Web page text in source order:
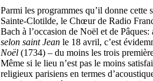
Parmi les programmes qu’il donne cette
Sainte-Clotilde, le Chœur de Radio
Bach à l’occasion de Noël et de Pâques:
selon saint Jean le 18 avril, c’est
Noël (1734) – du moins les trois
Même si le lieu n’est pas le moins
religieux parisiens en termes